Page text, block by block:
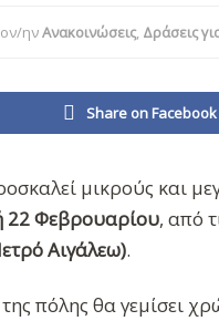
ηνΑνακοινώσεις, Δράσεις
Share on Facebook
μικρούς και
22 Φεβρουαρίου, από
Αιγάλεω).
πόλης θα γεμίσει